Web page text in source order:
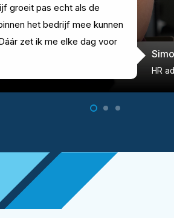
groeit pas echt als de
het bedrijf mee kunnen
zet ik me elke dag voor
HR